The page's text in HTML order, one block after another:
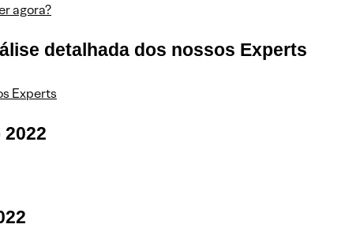
agora?
detalhada dos nossos Experts
Experts